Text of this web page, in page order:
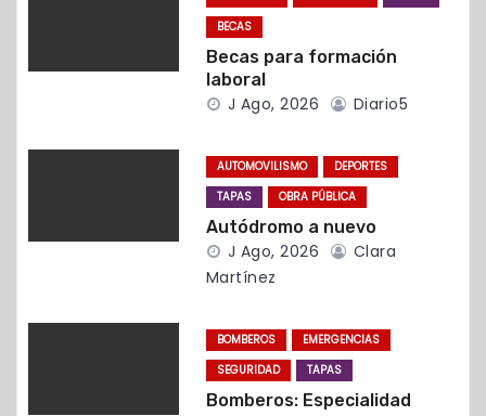
e
n
r
BECAS
Becas para formación
laboral
J Ago, 2026 Diario5
AUTOMOVILISMO
DEPORTES
TAPAS
OBRA PÚBLICA
Autódromo a nuevo
J Ago, 2026
Clara
Martínez
BOMBEROS
EMERGENCIAS
SEGURIDAD
TAPAS
Bomberos: Especialidad